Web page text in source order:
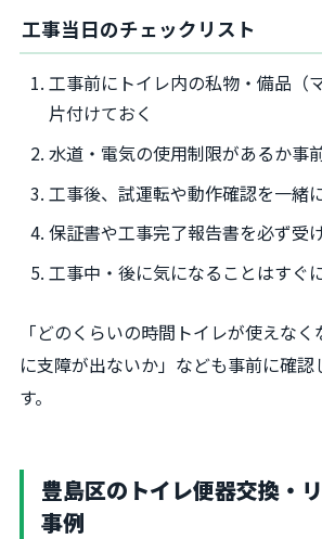
工事当日のチェックリスト
工事前にトイレ内の私物・備品（
片付けておく
水道・電気の使用制限があるか事
工事後、試運転や動作確認を一緒
保証書や工事完了報告書を必ず受
工事中・後に気になることはすぐ
「どのくらいの時間トイレが使えな
に支障が出ないか」なども事前に確認
す。
豊島区のトイレ便器交換・
事例